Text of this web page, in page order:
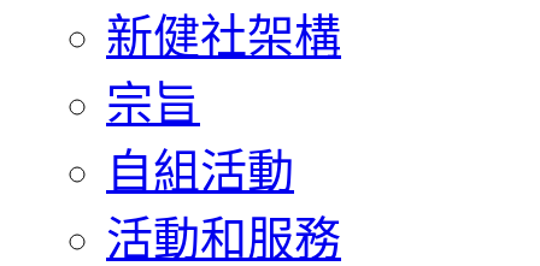
新健社架構
宗旨
自組活動
活動和服務